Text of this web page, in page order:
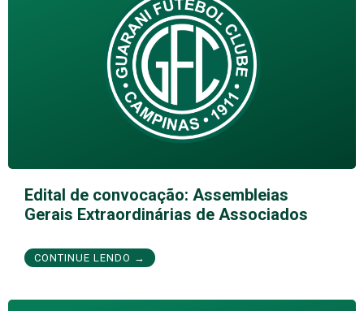
Edital de convocação: Assembleias
Gerais Extraordinárias de Associados
CONTINUE LENDO →